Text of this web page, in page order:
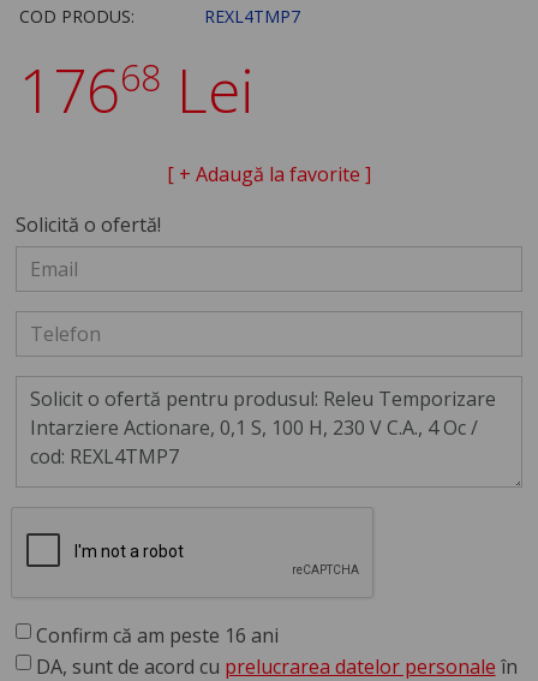
COD PRODUS:
REXL4TMP7
17668 Lei
[ + Adaugă la favorite ]
Solicită o ofertă!
Confirm că am peste 16 ani
DA, sunt de acord cu prelucrarea datelor personale în